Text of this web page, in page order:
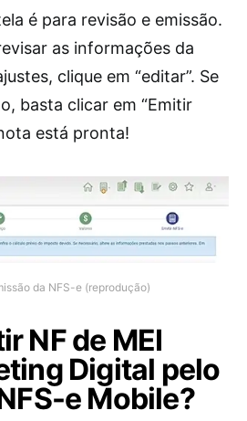
é para revisão e emissão.
as informações da
clique em “editar”. Se
basta clicar em “Emitir
está pronta!
da NFS-e (reprodução)
NF de MEI
Digital pelo
e Mobile?